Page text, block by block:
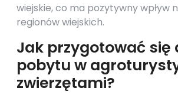
wiejskie, co ma pozytywny wpływ
regionów wiejskich.
Jak przygotować się
pobytu w
zwierzętami?